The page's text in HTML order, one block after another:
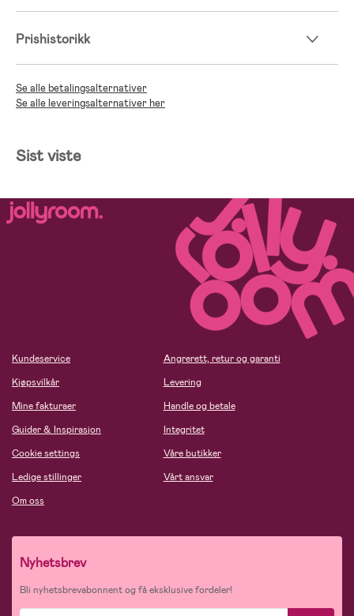
Prishistorikk
Se alle betalingsalternativer
Se alle leveringsalternativer her
Sist viste
Kundeservice
Kjøpsvilkår
Mine fakturaer
Guider & Inspirasjon
Cookie settings
Ledige stillinger
Om oss
Angrerett, retur og garanti
Levering
Handle og betale
Integritet
Våre butikker
Vårt ansvar
Nyhetsbrev
Bli nyhetsbrevabonnent og få eksklusive fordeler!